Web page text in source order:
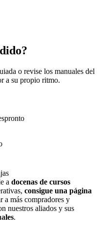
o revise los manuales del
a su propio ritmo.
pronto
a docenas de cursos
consigue una página
a más compradores y
nuestros aliados y sus
.